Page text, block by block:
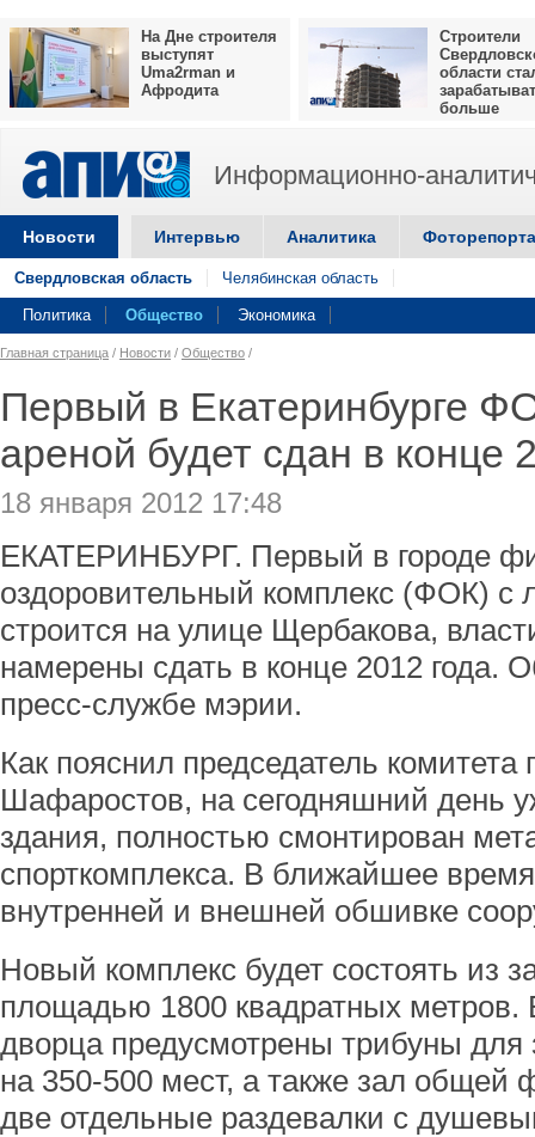
На Дне строителя
выступят
Uma2rman и
Афродита
Строители
области
больше
Информационно-
Новости Интервью Аналитика
Свердловская область Челябинская область
Политика Общество Экономика
Главная страница / Новости / Общество /
Первый в Екатеринбурге
ареной будет сдан в конце
18 января 2012 17:48
ЕКАТЕРИНБУРГ. Первый в городе
оздоровительный комплекс (ФОК) с
строится на улице Щербакова,
намерены сдать в конце 2012
пресс-службе мэрии.
Как пояснил председатель комитета
Шафаростов, на сегодняшний день
здания, полностью смонтирован
спорткомплекса. В ближайшее
внутренней и внешней обшивке
Новый комплекс будет состоять из
площадью 1800 квадратных метров.
дворца предусмотрены трибуны
на 350-500 мест, а также зал общей
две отдельные раздевалки с